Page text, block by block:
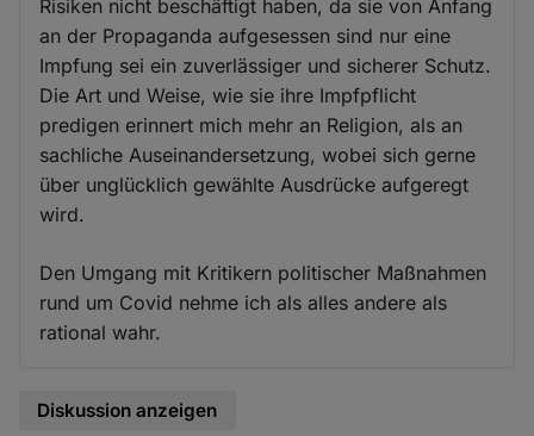
Risiken nicht beschäftigt haben, da sie von Anfang
an der Propaganda aufgesessen sind nur eine
Impfung sei ein zuverlässiger und sicherer Schutz.
Die Art und Weise, wie sie ihre Impfpflicht
predigen erinnert mich mehr an Religion, als an
sachliche Auseinandersetzung, wobei sich gerne
über unglücklich gewählte Ausdrücke aufgeregt
wird.
Den Umgang mit Kritikern politischer Maßnahmen
rund um Covid nehme ich als alles andere als
rational wahr.
Diskussion anzeigen